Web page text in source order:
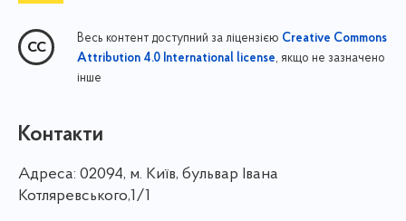
Весь контент доступний за ліцензією Creative Commons
Attribution 4.0 International license, якщо не зазначено
інше
Контакти
Адреса: 02094, м. Київ, бульвар Івана
Котляревського,1/1